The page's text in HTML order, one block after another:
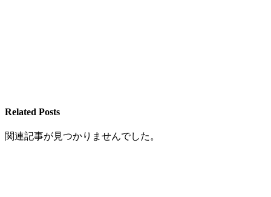
Related Posts
関連記事が見つかりませんでした。